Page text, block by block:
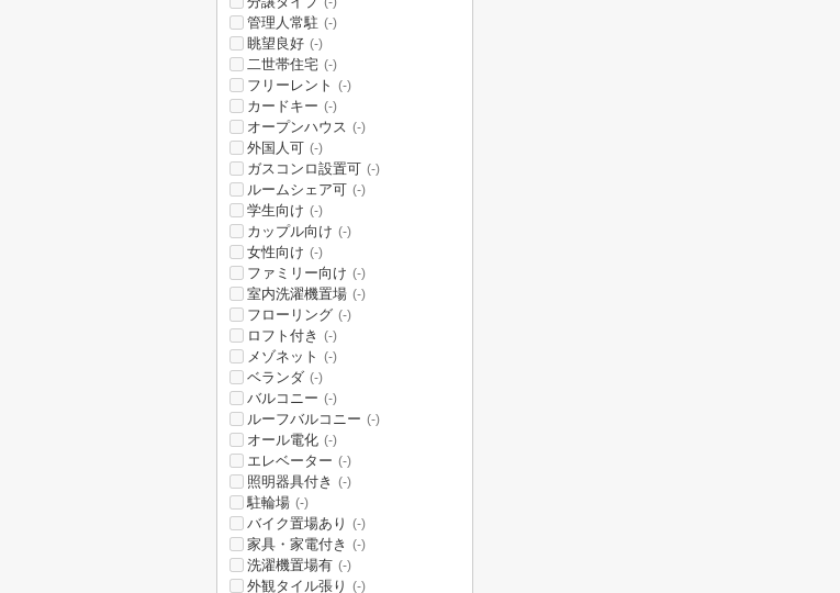
管理人常駐 (-)
眺望良好 (-)
二世帯住宅 (-)
フリーレント (-)
カードキー (-)
オープンハウス (-)
外国人可 (-)
ガスコンロ設置可 (-)
ルームシェア可 (-)
学生向け (-)
カップル向け (-)
女性向け (-)
ファミリー向け (-)
室内洗濯機置場 (-)
フローリング (-)
ロフト付き (-)
メゾネット (-)
ベランダ (-)
バルコニー (-)
ルーフバルコニー (-)
オール電化 (-)
エレベーター (-)
照明器具付き (-)
駐輪場 (-)
バイク置場あり (-)
家具・家電付き (-)
洗濯機置場有 (-)
外観タイル張り (-)